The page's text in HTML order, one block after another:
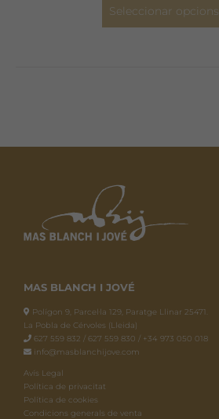
Seleccionar opcions
MAS BLANCH I JOVÉ
Polígon 9, Parcel·la 129, Paratge Llinar 25471.
La Pobla de Cérvoles (Lleida)
627 559 832 / 627 559 830 / +34 973 050 018
info@masblanchijove.com
Avís Legal
Política de privacitat
Política de cookies
Condicions generals de venta